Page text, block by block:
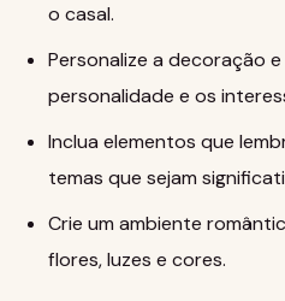
o casal.
Personalize a decoração
personalidade e os
Inclua elementos que
temas que sejam
Crie um ambiente
flores, luzes e cores.